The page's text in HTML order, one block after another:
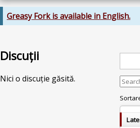
Greasy Fork is available in English.
Discuții
Nici o discuție găsită.